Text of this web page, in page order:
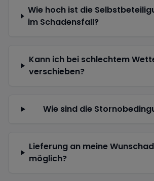
Wie hoch ist die
im Schadensfall?
Kann ich bei schlechtem
verschieben?
Wie sind die
Lieferung an meine
möglich?